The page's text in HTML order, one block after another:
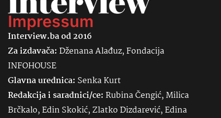
Impressum
Interview.ba od 2016
Za izdavača:Dženana Alađuz, Fondacija
INFOHOUSE
Glavna urednica: SenkaKurt
Redakcija i saradnici/ce:Rubina Čengić, Milica
Brčkalo, Edin Skokić, Zlatko Dizdarević, Edina